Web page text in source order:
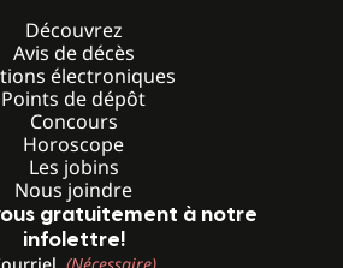
Découvrez
Avis de décès
électroniques
Points de dépôt
Concours
Horoscope
Les jobins
Nous joindre
gratuitement à notre
infolettre!